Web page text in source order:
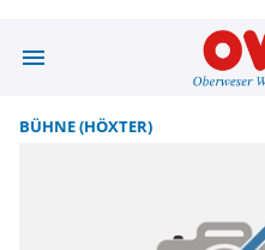
menu
BÜHNE (HÖXTER)